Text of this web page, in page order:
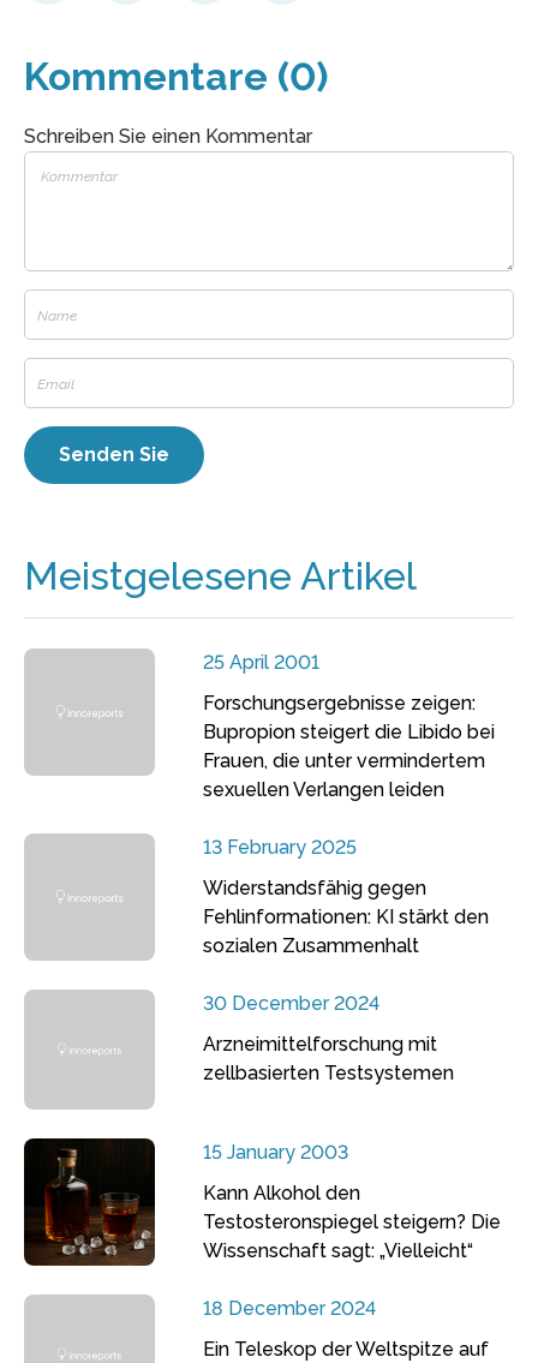
Kommentare (0)
Schreiben Sie einen Kommentar
Meistgelesene Artikel
25 April 2001
Forschungsergebnisse zeigen:
Bupropion steigert die Libido bei
Frauen, die unter vermindertem
sexuellen Verlangen leiden
13 February 2025
Widerstandsfähig gegen
Fehlinformationen: KI stärkt den
sozialen Zusammenhalt
30 December 2024
Arzneimittelforschung mit
zellbasierten Testsystemen
15 January 2003
Kann Alkohol den
Testosteronspiegel steigern? Die
Wissenschaft sagt: „Vielleicht“
18 December 2024
Ein Teleskop der Weltspitze auf